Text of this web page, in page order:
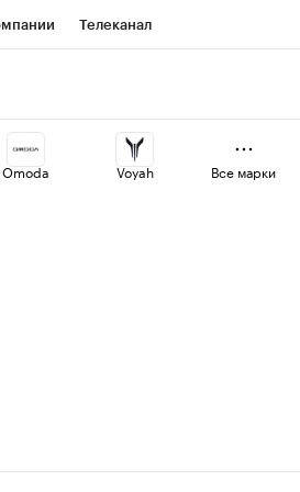
Телеканал
Проверка контрагентов
Omoda Voyah Все марки